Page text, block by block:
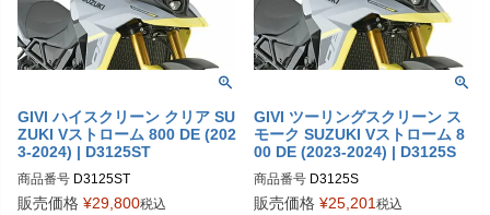
GIVI ハイスクリーン クリア SU
ZUKI Vストローム 800 DE (202
3-2024) | D3125ST
商品番号 D3125ST
販売価格 ¥29,800税込
GIVI ツーリングスクリーン ス
モーク SUZUKI Vストローム 8
00 DE (2023-2024) | D3125S
商品番号 D3125S
販売価格 ¥25,201 税込